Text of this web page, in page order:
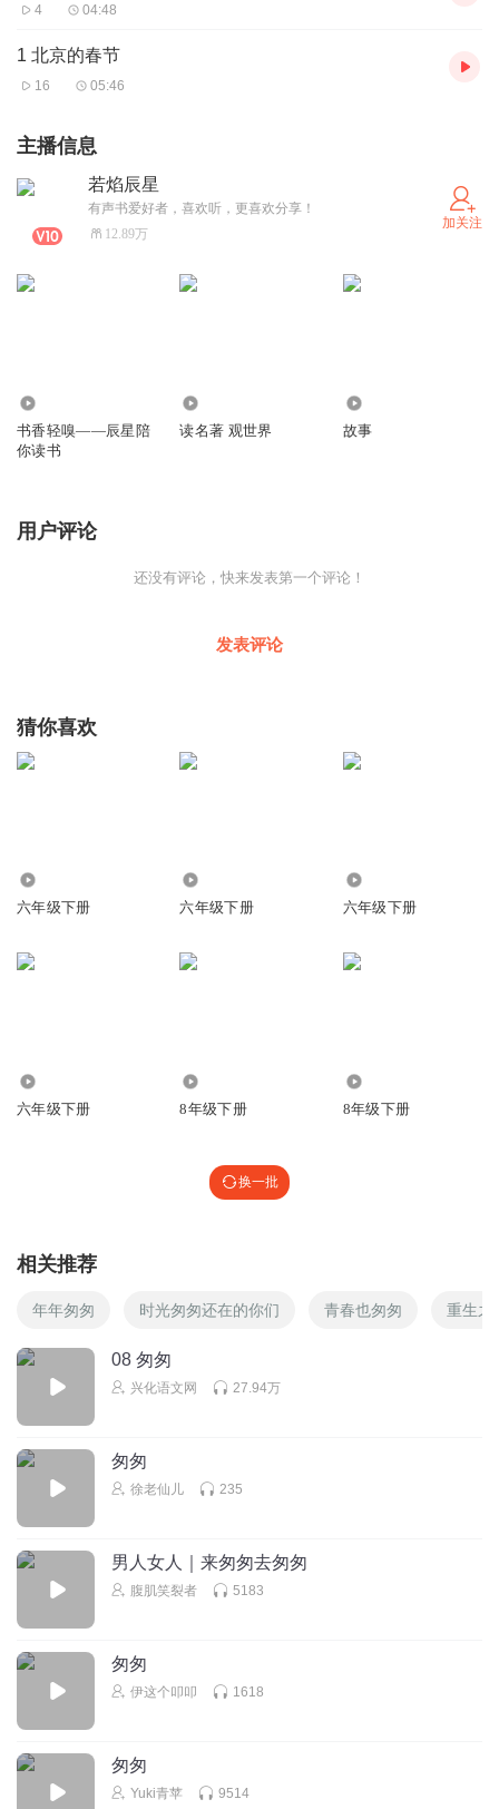
4 04:48
1 北京的春节
16 05:46
主播信息
若焰辰星
有声书爱好者，喜欢听，更喜欢分享！
12.89万
加关注
书香轻嗅——辰星陪
你读书
读名著 观世界 故事
用户评论
还没有评论，快来发表第一个评论！
发表评论
猜你喜欢
六年级下册 六年级下册 六年级下册
六年级下册 8年级下册 8年级下册
换一批
相关推荐
年年匆匆 时光匆匆还在的你们 青春也匆匆 重生之
08 匆匆
兴化语文网 27.94万
匆匆
徐老仙儿 235
男人女人｜来匆匆去匆匆
腹肌笑裂者 5183
匆匆
伊这个叩叩 1618
匆匆
Yuki青苹 9514